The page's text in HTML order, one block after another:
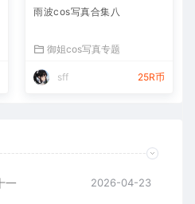
雨波cos写真合集八
御姐cos写真专题
sff 25R币
一 2026-04-23